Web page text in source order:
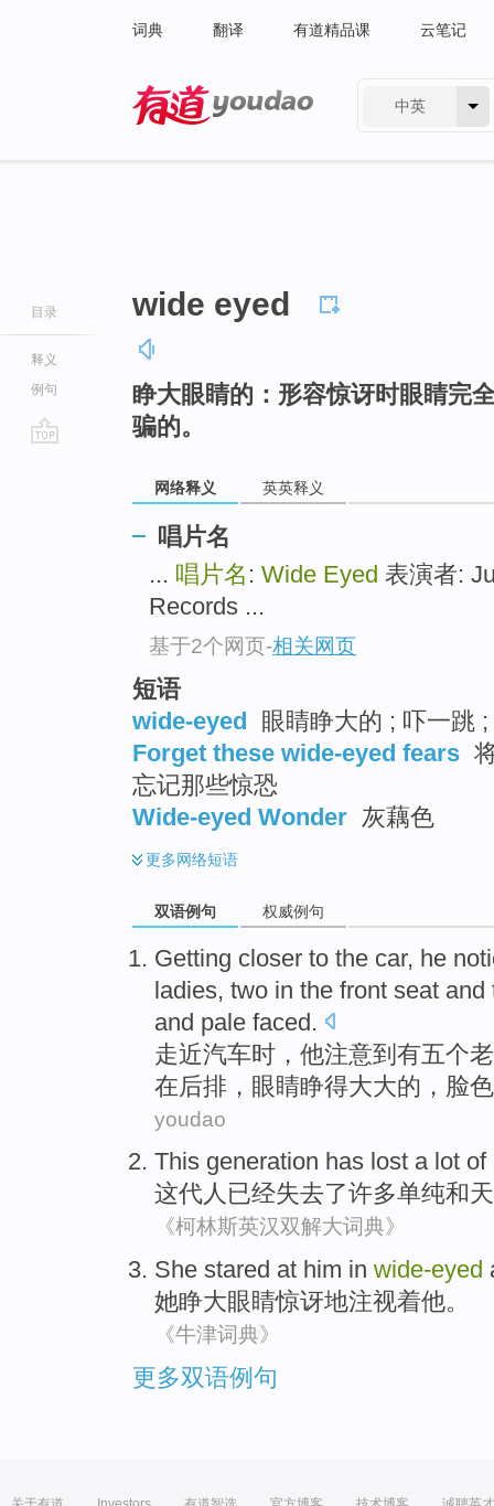
词典 翻译 有道精品课 云笔记
中英
目录
释义
例句
wide eyed
睁大眼睛的：形容惊讶时眼睛完
骗的。
网络释义 英英释义
唱片名
... 唱片名 : Wide Eyed 表演者:
Records ...
基于2个网页-相关网页
短语
wide-eyed
眼睛睁大的 ; 吓一跳
Forget these wide-eyed fears
忘记那些惊恐
Wide-eyed Wonder 灰藕色
更多网络短语
双语例句 权威例句
Getting closer to the car, he
ladies, two in the front seat
and pale faced.
走近汽车时，他注意到有五个
在后排，眼睛睁得大大的，脸
youdao
This generation has lost a lot of
这代人 已经失去了许多单纯和
《柯林斯英汉双解大词典》
She stared at him in wide-eyed
她睁大眼睛惊讶地注视着他。
《牛津词典》
更多双语例句